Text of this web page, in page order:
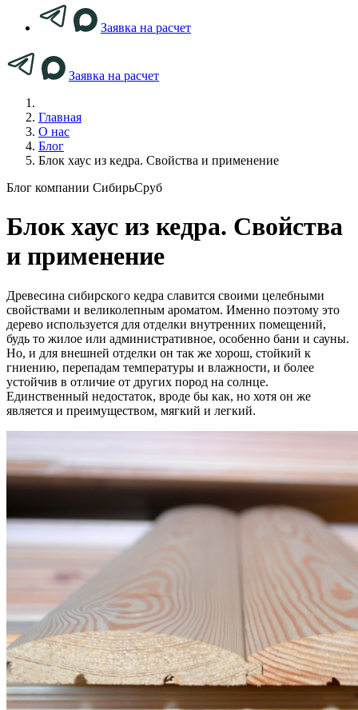
Заявка на расчет
Заявка на расчет
Главная
О нас
Блог
Блок хаус из кедра. Свойства и применение
Блог компании СибирьСруб
Блок хаус из кедра. Свойства
и применение
Древесина сибирского кедра славится своими целебными
свойствами и великолепным ароматом. Именно поэтому это
дерево используется для отделки внутренних помещений,
будь то жилое или административное, особенно бани и сауны.
Но, и для внешней отделки он так же хорош, стойкий к
гниению, перепадам температуры и влажности, и более
устойчив в отличие от других пород на солнце.
Единственный недостаток, вроде бы как, но хотя он же
является и преимуществом, мягкий и легкий.